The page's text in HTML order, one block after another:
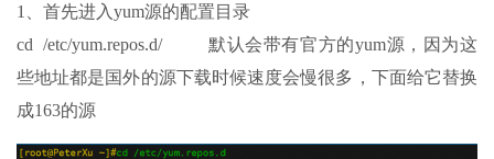
1、首先进入yum源的配置目录
cd /etc/yum.repos.d/ 默认会带有官方的yum源，因为这
些地址都是国外的源下载时候速度会慢很多，下面给它替换
成163的源